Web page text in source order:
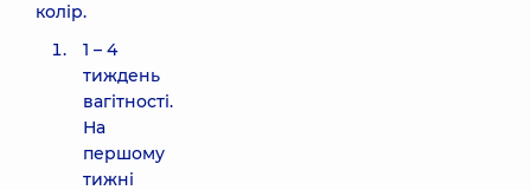
колір.
1 – 4
тиждень
вагітності.
На
першому
тижні